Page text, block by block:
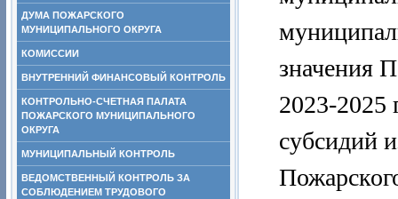
ДУМА ПОЖАРСКОГО
МУНИЦИПАЛЬНОГО ОКРУГА
КОМИССИИ
ВНУТРЕННИЙ ФИНАНСОВЫЙ КОНТРОЛЬ
КОНТРОЛЬНО-СЧЕТНАЯ ПАЛАТА
ПОЖАРСКОГО МУНИЦИПАЛЬНОГО
ОКРУГА
МУНИЦИПАЛЬНЫЙ КОНТРОЛЬ
ВЕДОМСТВЕННЫЙ КОНТРОЛЬ ЗА
СОБЛЮДЕНИЕМ ТРУДОВОГО
значения
2023-2025
субсидий